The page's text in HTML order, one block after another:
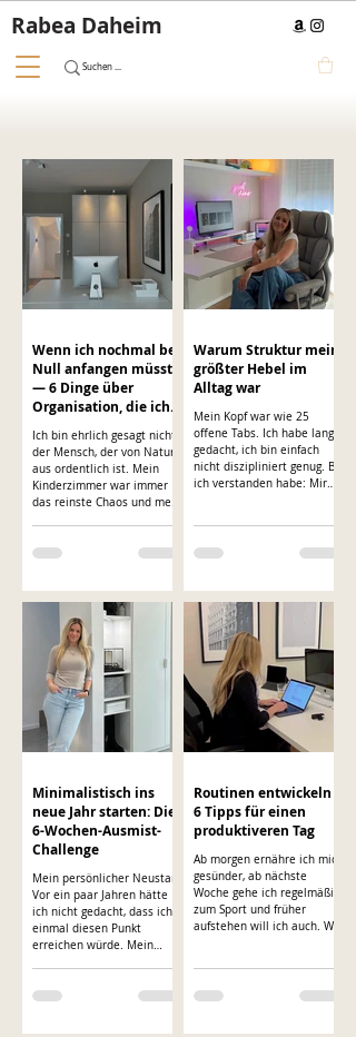
Rabea Daheim
Wenn ich nochmal bei
Null anfangen müsste
— 6 Dinge über
Organisation, die ich
gerne früher gewusst
hätte
Ich bin ehrlich gesagt nicht
der Mensch, der von Natur
aus ordentlich ist. Mein
Kinderzimmer war immer
das reinste Chaos und mein
Apps, Pinterest-Ideen,
online total gut funktioniert
haben. Ich fand das alles
auch schön und hab mich
da manchmal komplett drin
verloren. Das Problem war
nur: Es hat bei mir nie
lange gehalten. Ich dachte
dann immer, ich zieh das
einfach nicht durch
Warum Struktur mein
größter Hebel im
Alltag war
Mein Kopf war wie 25
offene Tabs. Ich habe lange
gedacht, ich bin einfach
nicht diszipliniert genug. Bis
ich verstanden habe: Mir
Minimalistisch ins
neue Jahr starten: Die
6-Wochen-Ausmist-
Challenge
Mein persönlicher Neustart
Vor ein paar Jahren hätte
ich nicht gedacht, dass ich
einmal diesen Punkt
erreichen würde. Mein
eigentlich nie brauchte, und
Routinen entwickeln -
6 Tipps für einen
produktiveren Tag
Ab morgen ernähre ich mich
gesünder, ab nächste
Woche gehe ich regelmäßig
zum Sport und früher
aufstehen will ich auch. Wir